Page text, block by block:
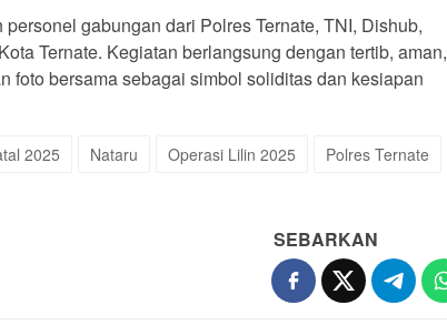
gabungan dari Polres Ternate, TNI, Dishub,
Ternate. Kegiatan berlangsung dengan tertib, aman,
foto bersama sebagai simbol soliditas dan kesiapan
2025 Nataru Operasi Lilin 2025
Polres Ternate
SEBARKAN